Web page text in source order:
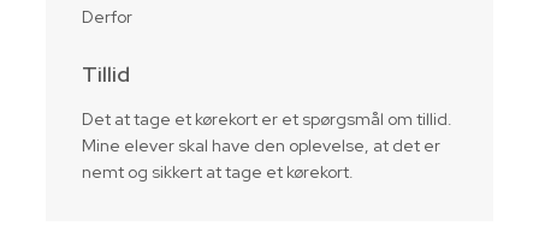
Derfor
Tillid
Det at tage et kørekort er et spørgsmål om tillid.
Mine elever skal have den oplevelse, at det er
nemt og sikkert at tage et kørekort.